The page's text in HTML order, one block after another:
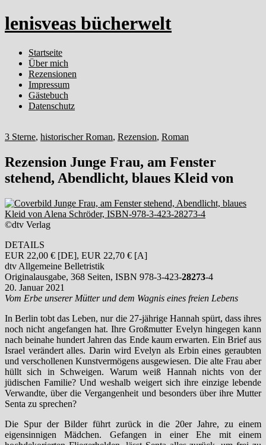
lenisveas bücherwelt
Startseite
Über mich
Rezensionen
Impressum
Gästebuch
Datenschutz
3 Sterne, historischer Roman, Rezension, Roman
Rezension Junge Frau, am Fenster
stehend, Abendlicht, blaues Kleid von
©dtv Verlag
DETAILS
EUR 22,00 € [DE], EUR 22,70 € [A]
dtv Allgemeine Belletristik
Originalausgabe, 368 Seiten, ISBN 978-3-423-28273-4
20. Januar 2021
Vom Erbe unserer Mütter und dem Wagnis eines freien Lebens
In Berlin tobt das Leben, nur die 27-jährige Hannah spürt, dass ihres
noch nicht angefangen hat. Ihre Großmutter Evelyn hingegen kann
nach beinahe hundert Jahren das Ende kaum erwarten. Ein Brief aus
Israel verändert alles. Darin wird Evelyn als Erbin eines geraubten
und verschollenen Kunstvermögens ausgewiesen. Die alte Frau aber
hüllt sich in Schweigen. Warum weiß Hannah nichts von der
jüdischen Familie? Und weshalb weigert sich ihre einzige lebende
Verwandte, über die Vergangenheit und besonders über ihre Mutter
Senta zu sprechen?
Die Spur der Bilder führt zurück in die 20er Jahre, zu einem
eigensinnigen Mädchen. Gefangen in einer Ehe mit einem